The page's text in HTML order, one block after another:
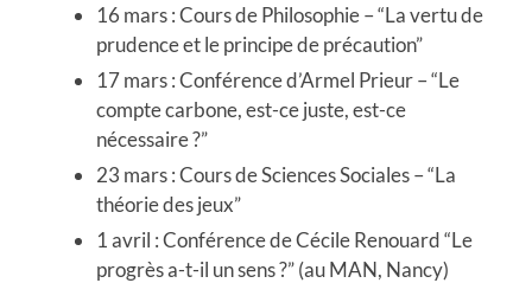
16 mars : Cours de Philosophie – “La vertu de
prudence et le principe de précaution”
17 mars : Conférence d’Armel Prieur – “Le
compte carbone, est-ce juste, est-ce
nécessaire ?”
23 mars : Cours de Sciences Sociales – “La
théorie des jeux”
1 avril : Conférence de Cécile Renouard “Le
progrès a-t-il un sens ?” (au MAN, Nancy)